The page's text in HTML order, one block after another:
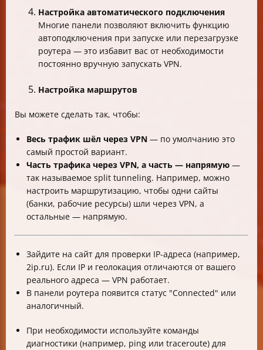
Настройка автоматического подключения
Многие панели позволяют включить функцию
автоподключения при запуске или перезагрузке
роутера — это избавит вас от необходимости
постоянно вручную запускать VPN.
Настройка маршрутов
Вы можете сделать так, чтобы:
Весь трафик шёл через VPN — по умолчанию это
самый простой вариант.
Часть трафика через VPN, а часть — напрямую —
так называемое split tunneling. Например, можно
настроить маршрутизацию, чтобы одни сайты
(банки, рабочие ресурсы) шли через VPN, а
остальные — напрямую.
Зайдите на сайт для проверки IP-адреса (например,
2ip.ru). Если IP и геолокация отличаются от вашего
реального адреса — VPN работает.
В панели роутера появится статус "Connected" или
аналогичный.
При необходимости используйте команды
диагностики (например, ping или traceroute) для